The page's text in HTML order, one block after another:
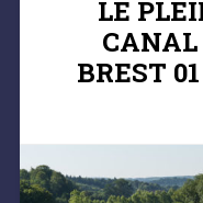
LE
BREST